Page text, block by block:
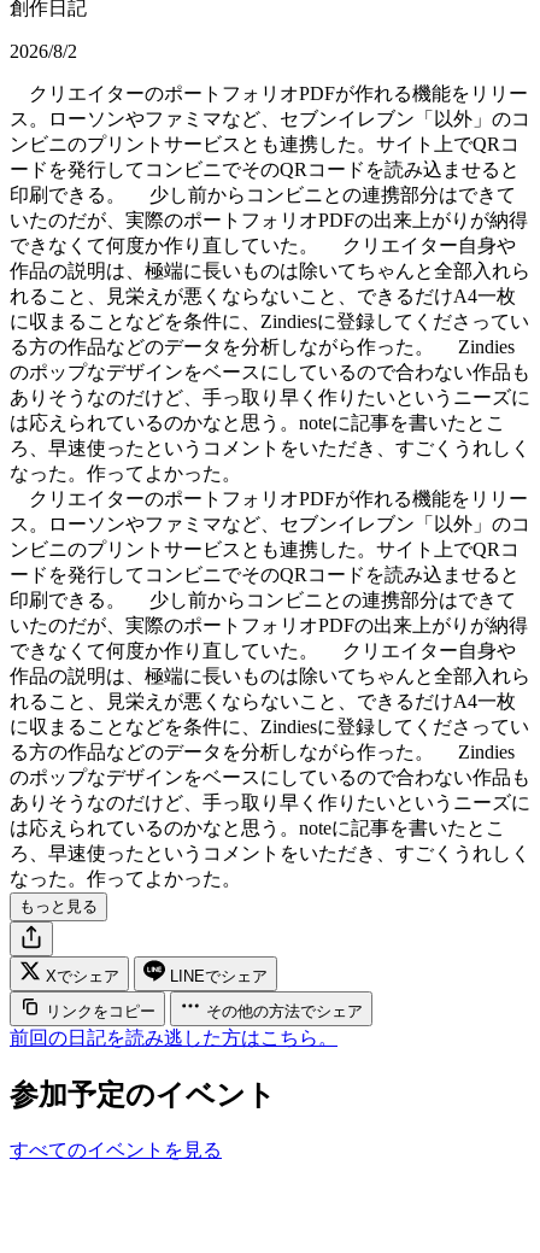
創作日記
2026/8/2
クリエイターのポートフォリオPDFが作れる機能をリリー
ス。ローソンやファミマなど、セブンイレブン「以外」のコ
ンビニのプリントサービスとも連携した。サイト上でQRコ
ードを発行してコンビニでそのQRコードを読み込ませると
印刷できる。 少し前からコンビニとの連携部分はできて
いたのだが、実際のポートフォリオPDFの出来上がりが納得
できなくて何度か作り直していた。 クリエイター自身や
作品の説明は、極端に長いものは除いてちゃんと全部入れら
れること、見栄えが悪くならないこと、できるだけA4一枚
に収まることなどを条件に、Zindiesに登録してくださってい
る方の作品などのデータを分析しながら作った。 Zindies
のポップなデザインをベースにしているので合わない作品も
ありそうなのだけど、手っ取り早く作りたいというニーズに
は応えられているのかなと思う。noteに記事を書いたとこ
ろ、早速使ったというコメントをいただき、すごくうれしく
なった。作ってよかった。
クリエイターのポートフォリオPDFが作れる機能をリリー
ス。ローソンやファミマなど、セブンイレブン「以外」のコ
ンビニのプリントサービスとも連携した。サイト上でQRコ
ードを発行してコンビニでそのQRコードを読み込ませると
印刷できる。 少し前からコンビニとの連携部分はできて
いたのだが、実際のポートフォリオPDFの出来上がりが納得
できなくて何度か作り直していた。 クリエイター自身や
作品の説明は、極端に長いものは除いてちゃんと全部入れら
れること、見栄えが悪くならないこと、できるだけA4一枚
に収まることなどを条件に、Zindiesに登録してくださってい
る方の作品などのデータを分析しながら作った。 Zindies
のポップなデザインをベースにしているので合わない作品も
ありそうなのだけど、手っ取り早く作りたいというニーズに
は応えられているのかなと思う。noteに記事を書いたとこ
ろ、早速使ったというコメントをいただき、すごくうれしく
なった。作ってよかった。
もっと見る
Xでシェア
LINEでシェア
リンクをコピー
その他の方法でシェア
前回の日記を読み逃した方はこちら。
参加予定のイベント
すべてのイベントを見る